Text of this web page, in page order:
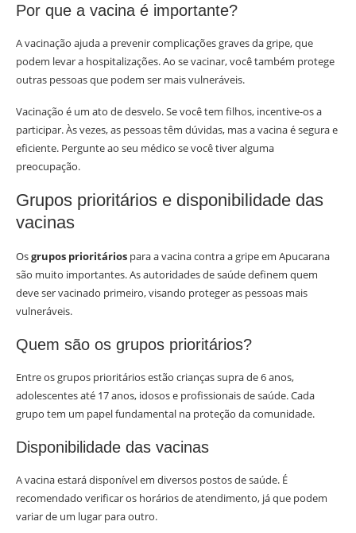
Por que a vacina é importante?
A vacinação ajuda a prevenir complicações graves da gripe, que
podem levar a hospitalizações. Ao se vacinar, você também protege
outras pessoas que podem ser mais vulneráveis.
Vacinação é um ato de desvelo. Se você tem filhos, incentive-os a
participar. Às vezes, as pessoas têm dúvidas, mas a vacina é segura e
eficiente. Pergunte ao seu médico se você tiver alguma
preocupação.
Grupos prioritários e disponibilidade das
vacinas
Osgrupos prioritários para a vacina contra a gripe em Apucarana
são muito importantes. As autoridades de saúde definem quem
deve ser vacinado primeiro, visando proteger as pessoas mais
vulneráveis.
Quem são os grupos prioritários?
Entre os grupos prioritários estão crianças supra de 6 anos,
adolescentes até 17 anos, idosos e profissionais de saúde. Cada
grupo tem um papel fundamental na proteção da comunidade.
Disponibilidade das vacinas
A vacina estará disponível em diversos postos de saúde. É
recomendado verificar os horários de atendimento, já que podem
variar de um lugar para outro.